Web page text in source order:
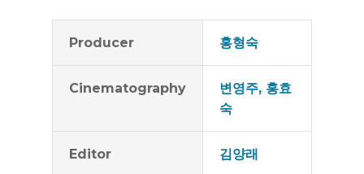
Producer 홍형숙
Cinematography
변영주, 홍효
숙
Editor 김양래